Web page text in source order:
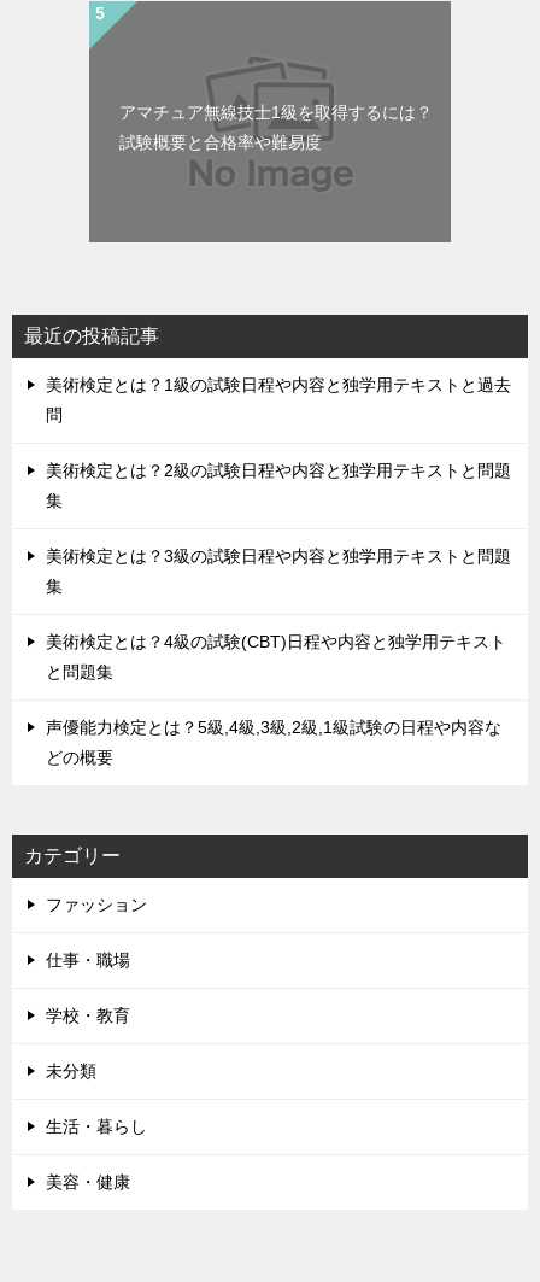
アマチュア無線技士1級を取得するには？
試験概要と合格率や難易度
最近の投稿記事
美術検定とは？1級の試験日程や内容と独学用テキストと過去
問
美術検定とは？2級の試験日程や内容と独学用テキストと問題
集
美術検定とは？3級の試験日程や内容と独学用テキストと問題
集
美術検定とは？4級の試験(CBT)日程や内容と独学用テキスト
と問題集
声優能力検定とは？5級,4級,3級,2級,1級試験の日程や内容な
どの概要
カテゴリー
ファッション
仕事・職場
学校・教育
未分類
生活・暮らし
美容・健康